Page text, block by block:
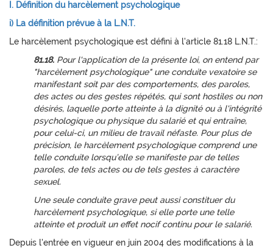
I. Définition du harcèlement psychologique
i) La définition prévue à la L.N.T.
Le harcèlement psychologique est défini à l'article 81.18 L.N.T.:
81.18. Pour l'application de la présente loi, on entend par
"harcèlement psychologique" une conduite vexatoire se
manifestant soit par des comportements, des paroles,
des actes ou des gestes répétés, qui sont hostiles ou non
désirés, laquelle porte atteinte à la dignité ou à l'intégrité
psychologique ou physique du salarié et qui entraîne,
pour celui-ci, un milieu de travail néfaste. Pour plus de
précision, le harcèlement psychologique comprend une
telle conduite lorsqu’elle se manifeste par de telles
paroles, de tels actes ou de tels gestes à caractère
sexuel.
Une seule conduite grave peut aussi constituer du
harcèlement psychologique, si elle porte une telle
atteinte et produit un effet nocif continu pour le salarié.
Depuis l'entrée en vigueur en juin 2004 des modifications à la